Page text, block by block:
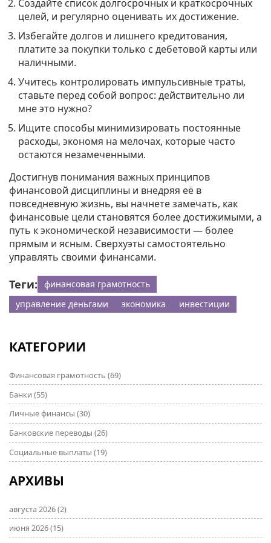
Создайте список долгосрочных и краткосрочных
целей, и регулярно оценивать их достижение.
Избегайте долгов и лишнего кредитования,
платите за покупки только с дебетовой карты или
наличными.
Учитесь контролировать импульсивные траты,
ставьте перед собой вопрос: действительно ли
мне это нужно?
Ищите способы минимизировать постоянные
расходы, экономя на мелочах, которые часто
остаются незамеченными.
Достигнув понимания важных принципов
финансовой дисциплины и внедряя её в
повседневную жизнь, вы начнете замечать, как
финансовые цели становятся более достижимыми, а
путь к экономической независимости — более
прямым и ясным. Сверхуэты самостоятельно
управлять своими финансами.
Теги:
финансовая грамотность
управление деньгами
экономика инвестиции
КАТЕГОРИИ
Финансовая грамотность (69)
Банки (55)
Личные финансы (30)
Банковские переводы (26)
Социальные выплаты (19)
АРХИВЫ
августа 2026(2)
июня 2026(15)